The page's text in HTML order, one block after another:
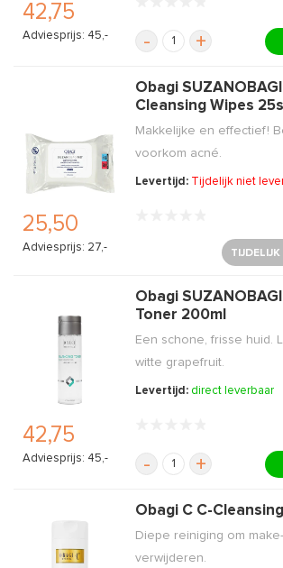
42,75
Adviesprijs: 45,- - +
25,50
Adviesprijs: 27,-
Obagi
Cleansing Wipes
Makkelijke en effectief!
voorkom acné.
Levertijd: Tijdelijk niet
42,75
Adviesprijs: 45,-
Obagi
Toner 200ml
Een schone, frisse huid.
witte grapefruit.
Levertijd: direct leverbaar
- +
Obagi C C-
Diepe reiniging om
verwijderen.